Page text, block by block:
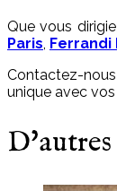
Que vous
Paris, Ferrandi
Contactez-
unique avec